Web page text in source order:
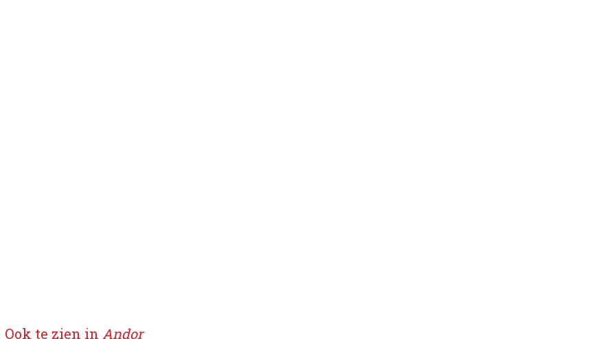
Ook te zien in Andor